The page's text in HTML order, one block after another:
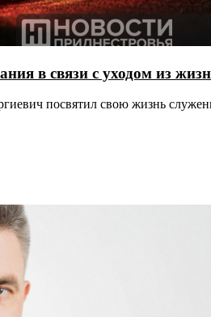
в связи с уходом из
посвятил свою жизнь